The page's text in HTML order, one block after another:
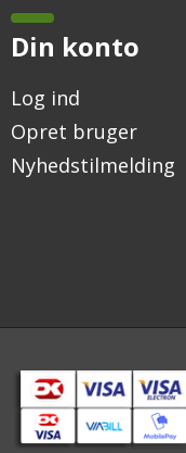
Din konto
Log ind
Opret bruger
Nyhedstilmelding